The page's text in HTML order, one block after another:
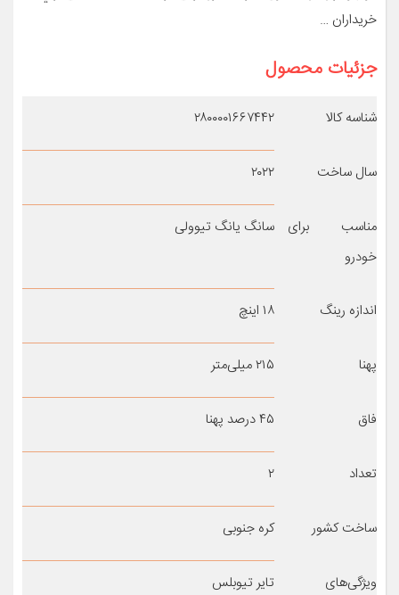
خريداران …
جزئیات محصول
شناسه کالا ۲۸۰۰۰۰۱۶۶۷۴۴۲
سال ساخت ۲۰۲۲
مناسب برای
خودرو
سانگ یانگ تیوولی
اندازه رینگ ۱۸ اینچ
پهنا ۲۱۵ میلی‌متر
فاق ۴۵ درصد پهنا
تعداد ۲
ساخت کشور کره جنوبی
ویژگی‌های
تایر تیوبلس